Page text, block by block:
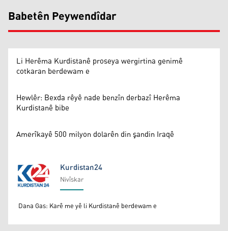
Babetên Peywendîdar
Li Herêma Kurdistanê proseya wergirtina genimê
cotkaran berdewam e
Hewlêr: Bexda rêyê nade benzîn derbazî Herêma
Kurdistanê bibe
Amerîkayê 500 milyon dolarên din şandin Iraqê
Kurdistan24
Kurdistan24
Nivîskar
Dana Gas: Karê me yê li Kurdistanê berdewam e